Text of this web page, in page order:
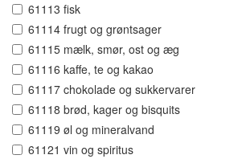
61113 fisk
61114 frugt og grøntsager
61115 mælk, smør, ost og æg
61116 kaffe, te og kakao
61117 chokolade og sukkervarer
61118 brød, kager og bisquits
61119 øl og mineralvand
61121 vin og spiritus